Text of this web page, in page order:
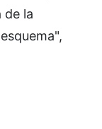
de la